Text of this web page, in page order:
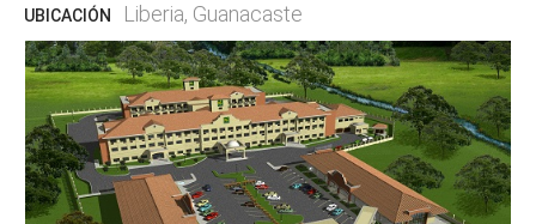
UBICACIÓN Liberia, Guanacaste